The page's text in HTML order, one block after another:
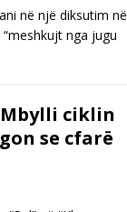
në një diksutim në
nga jugu
ciklin
se cfarë